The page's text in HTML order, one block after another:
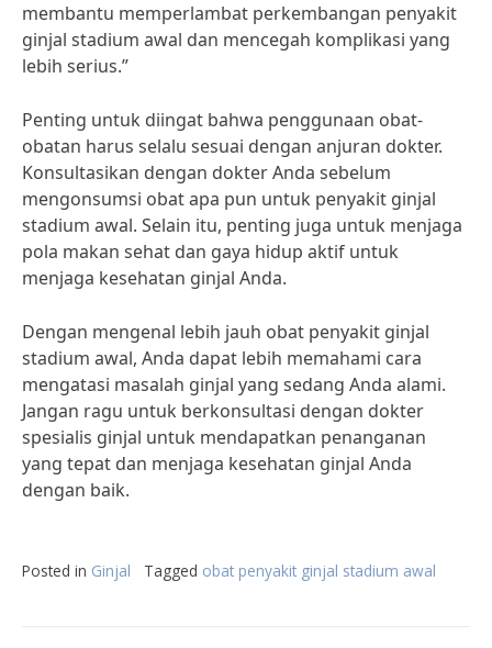
membantu memperlambat perkembangan penyakit
ginjal stadium awal dan mencegah komplikasi yang
lebih serius.”
Penting untuk diingat bahwa penggunaan obat-
obatan harus selalu sesuai dengan anjuran dokter.
Konsultasikan dengan dokter Anda sebelum
mengonsumsi obat apa pun untuk penyakit ginjal
stadium awal. Selain itu, penting juga untuk menjaga
pola makan sehat dan gaya hidup aktif untuk
menjaga kesehatan ginjal Anda.
Dengan mengenal lebih jauh obat penyakit ginjal
stadium awal, Anda dapat lebih memahami cara
mengatasi masalah ginjal yang sedang Anda alami.
Jangan ragu untuk berkonsultasi dengan dokter
spesialis ginjal untuk mendapatkan penanganan
yang tepat dan menjaga kesehatan ginjal Anda
dengan baik.
Posted in Ginjal Tagged obat penyakit ginjal stadium awal